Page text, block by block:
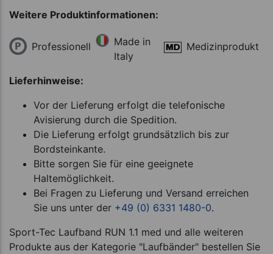
Weitere Produktinformationen:
Professionell
Made in
Italy
Medizinprodukt
Lieferhinweise:
Vor der Lieferung erfolgt die telefonische
Avisierung durch die Spedition.
Die Lieferung erfolgt grundsätzlich bis zur
Bordsteinkante.
Bitte sorgen Sie für eine geeignete
Haltemöglichkeit.
Bei Fragen zu Lieferung und Versand erreichen
Sie uns unter der +49 (0) 6331 1480-0.
Sport-Tec Laufband RUN 1.1 med und alle weiteren
Produkte aus der Kategorie "Laufbänder" bestellen Sie